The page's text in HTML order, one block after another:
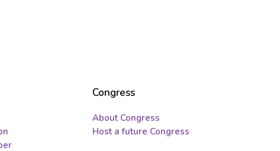
Congress
About Congress
Host a future Congress